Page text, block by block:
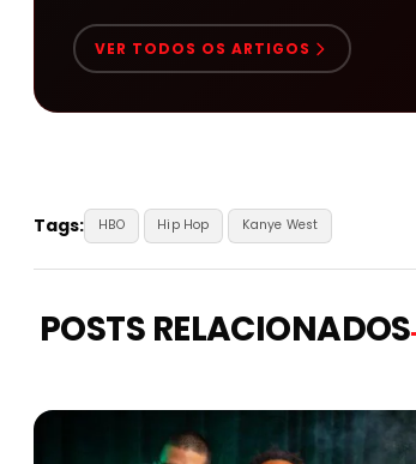
VER TODOS OS ARTIGOS
Tags: HBO Hip Hop Kanye West
POSTS RELACIONADOS